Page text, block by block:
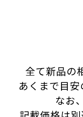
全て新品の
あくまで目
なお